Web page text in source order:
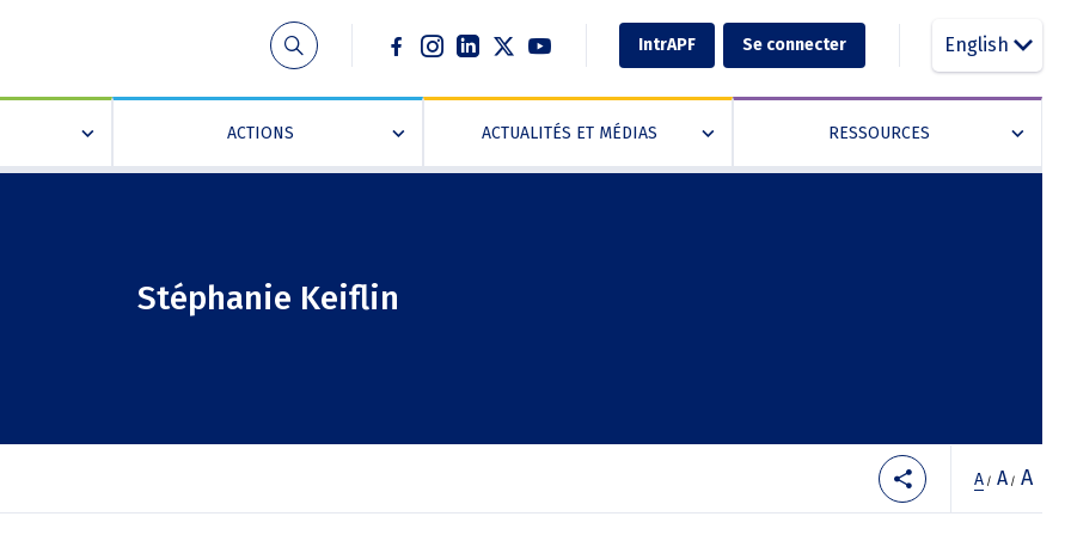
Social IntrAPF Se connecter English
» ACTIONS » ACTUALITÉS ET MÉDIAS » RESSOURCES »
Stéphanie Keiflin
A / A / A